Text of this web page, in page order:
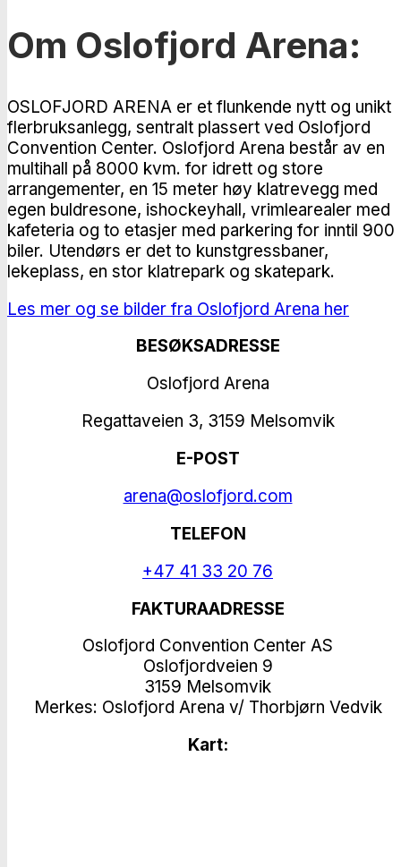
Om Oslofjord Arena:
OSLOFJORD ARENA er et flunkende nytt og unikt
flerbruksanlegg, sentralt plassert ved Oslofjord
Convention Center. Oslofjord Arena består av en
multihall på 8000 kvm. for idrett og store
arrangementer, en 15 meter høy klatrevegg med
egen buldresone, ishockeyhall, vrimlearealer med
kafeteria og to etasjer med parkering for inntil 900
biler. Utendørs er det to kunstgressbaner,
lekeplass, en stor klatrepark og skatepark.
Les mer og se bilder fra Oslofjord Arena her
BESØKSADRESSE
Oslofjord Arena
Regattaveien 3, 3159 Melsomvik
E-POST
arena@oslofjord.com
TELEFON
+47 41 33 20 76
FAKTURAADRESSE
Oslofjord Convention Center AS
Oslofjordveien 9
3159 Melsomvik
Merkes: Oslofjord Arena v/ Thorbjørn Vedvik
Kart: